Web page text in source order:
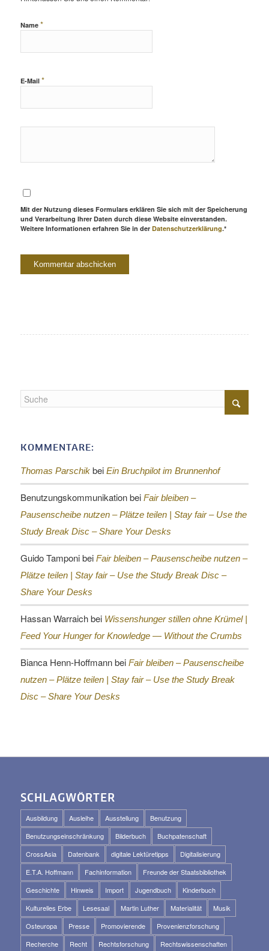
Name *
E-Mail *
Mit der Nutzung dieses Formulars erklären Sie sich mit der Speicherung
und Verarbeitung Ihrer Daten durch diese Website einverstanden.
Weitere Informationen erfahren Sie in der Datenschutzerklärung.*
KOMMENTARE:
Thomas Parschikbei Ein Bruchpilot im Brunnenhof
Benutzungskommunikationbei Fair bleiben –
Pausenscheibe nutzen – Plätze teilen | Stay fair – Use the
Study Break Disc – Share Your Desks
Guido Tamponibei Fair bleiben – Pausenscheibe nutzen –
Plätze teilen | Stay fair – Use the Study Break Disc –
Share Your Desks
Hassan Warraichbei Wissenshunger stillen ohne Krümel |
Feed Your Hunger for Knowledge — Without the Crumbs
Bianca Henn-Hoffmannbei Fair bleiben – Pausenscheibe
nutzen – Plätze teilen | Stay fair – Use the Study Break
Disc – Share Your Desks
SCHLAGWÖRTER
Ausbildung Ausleihe Ausstellung
Benutzung
Benutzungseinschränkung
Bilderbuch
Buchpatenschaft
CrossAsia
Datenbank digitale Lektüretipps
Digitalisierung
E.T.A. Hoffmann
Fachinformation
Freunde der Staatsbibliothek
Geschichte
Hinweis Import Jugendbuch
Kinderbuch
Kulturelles Erbe
Lesesaal Martin Luther Materialität
Musik
Osteuropa
Presse Promovierende
Provenienzforschung
Recherche
Recht Rechtsforschung
Rechtswissenschaften